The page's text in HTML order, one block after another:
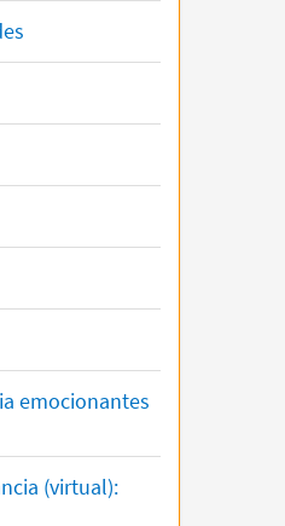
emocionantes
(virtual):